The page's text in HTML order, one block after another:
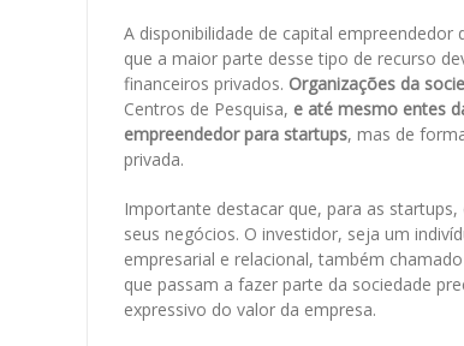
A disponibilidade de capital empreendedor
que a maior parte desse tipo de recurso
financeiros privados. Organizações da
Centros de Pesquisa, e até mesmo entes
empreendedor para startups, mas de
privada.
Importante destacar que, para as
seus negócios. O investidor, seja um
empresarial e relacional, também chamado
que passam a fazer parte da sociedade
expressivo do valor da empresa.